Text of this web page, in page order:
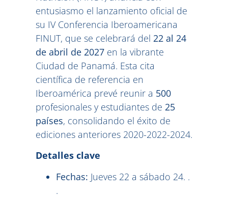
entusiasmo el lanzamiento oficial de
su IV Conferencia Iberoamericana
FINUT, que se celebrará del 22 al 24
de abril de 2027 en la vibrante
Ciudad de Panamá. Esta cita
científica de referencia en
Iberoamérica prevé reunir a 500
profesionales y estudiantes de 25
países, consolidando el éxito de
ediciones anteriores 2020-2022-2024.
Detalles clave
Fechas: Jueves 22 a sábado 24. .
.